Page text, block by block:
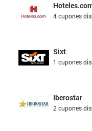
4 cupones
Sixt
1 cupones
Iberostar
2 cupones